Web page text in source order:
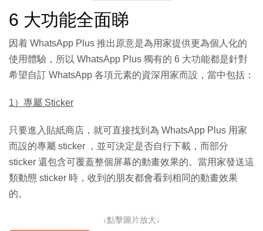
6 大功能全面睇
因着 WhatsApp Plus 推出原意是為用家提供更為個人化的
使用體驗，所以 WhatsApp Plus 獨有的 6 大功能都是針對
希望自訂 WhatsApp 各項元素的資深用家而設，當中包括：
1）專屬 Sticker
只要進入貼紙商店，就可直接找到為 WhatsApp Plus 用家
而設的專屬 sticker ，並可決定是否自行下載，而部分
sticker 還包含可覆蓋整個屏幕的動畫效果的。當用家發送這
類動態 sticker 時，收到的朋友都會看到相同的動畫效果
的。
↓點擊圖片放大↓